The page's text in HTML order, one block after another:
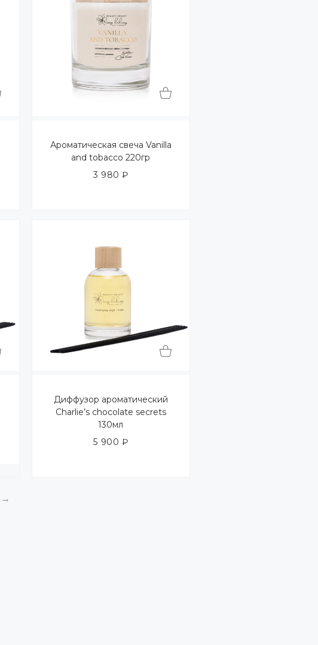
Ароматическая свеча Vanilla
and tobacco 220гр
3 980₽
Диффузор ароматический
Charlie’s chocolate secrets
130мл
5 900 ₽
→